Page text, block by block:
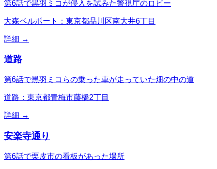
第6話で黒羽ミコが侵入を試みた警視庁のロビー
大森ベルポート：東京都品川区南大井6丁目
詳細 →
道路
第6話で黒羽ミコらの乗った車が走っていた畑の中の道
道路：東京都青梅市藤橋2丁目
詳細 →
安楽寺通り
第6話で栗皮市の看板があった場所